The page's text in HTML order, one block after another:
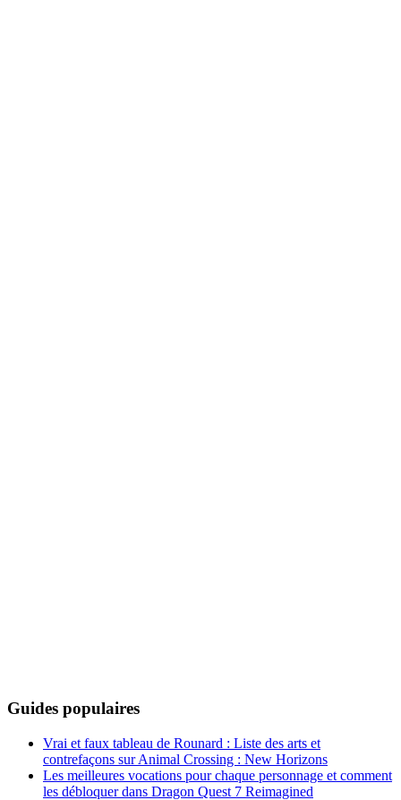
Guides populaires
Vrai et faux tableau de Rounard : Liste des arts et
contrefaçons sur Animal Crossing : New Horizons
Les meilleures vocations pour chaque personnage et comment
les débloquer dans Dragon Quest 7 Reimagined